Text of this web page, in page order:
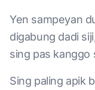
Yen sampeyan
digabung dadi
sing pas kanggo
Sing paling apik